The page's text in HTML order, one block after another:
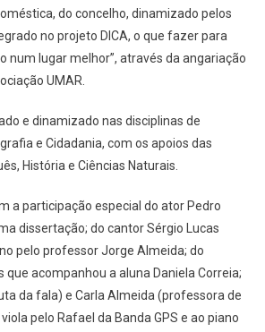
do concelho, dinamizado pelos
no projeto DICA, o que fazer para
num lugar melhor”, através da angariação
UMAR.
e dinamizado nas disciplinas de
e Cidadania, com os apoios das
História e Ciências Naturais.
a participação especial do ator Pedro
dissertação; do cantor Sérgio Lucas
pelo professor Jorge Almeida; do
que acompanhou a aluna Daniela Correia;
da fala) e Carla Almeida (professora de
pelo Rafael da Banda GPS e ao piano